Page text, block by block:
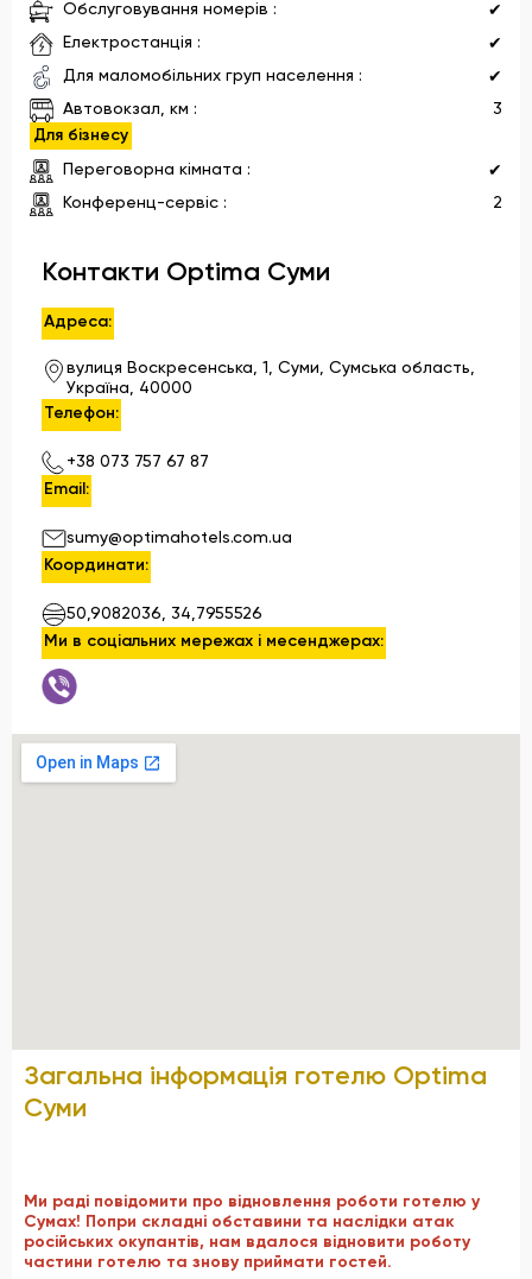
Обслуговування номерів :
✔
Електростанція :
✔
Для маломобільних груп населення :
✔
Автовокзал, км :
3
Для бізнесу
Переговорна кімната :
✔
Конференц-сервіс :
2
Контакти Optima Суми
Адреса:
вулиця Воскресенська, 1, Суми, Сумська область,
Україна, 40000
Телефон:
+38 073 757 67 87
Email:
sumy@optimahotels.com.ua
Координати:
50,9082036, 34,7955526
Ми в соціальних мережах і месенджерах:
Загальна інформація готелю Optima
Суми
Ми раді повідомити про відновлення роботи готелю у
Сумах! Попри складні обставини та наслідки атак
російських окупантів, нам вдалося відновити роботу
частини готелю та знову приймати гостей.